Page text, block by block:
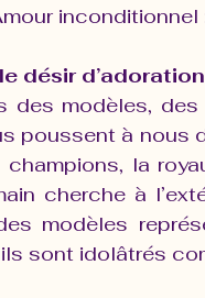
inconditionnel
désir d’adoration
des modèles,
poussent à nous
la
cherche à
modèles
sont idolâtrés